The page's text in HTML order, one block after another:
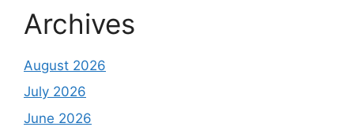
Archives
August 2026
July 2026
June 2026